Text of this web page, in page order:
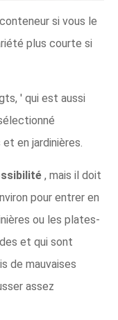
si vous le
plus courte si
' qui est aussi
en jardinières.
, mais il doit
pour entrer en
ou les plates-
et qui sont
de mauvaises
assez